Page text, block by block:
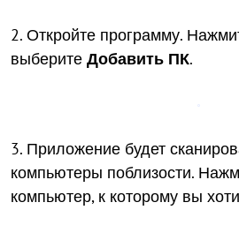
2. Откройте программу.
выберите Добавить ПК.
3. Приложение будет
компьютеры поблизости.
компьютер, к которому вы